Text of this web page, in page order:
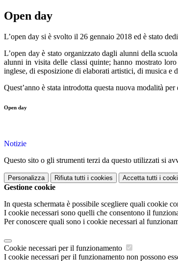
Open day
L’open day si è svolto il 26 gennaio 2018 ed è stato
L’open day è stato organizzato dagli alunni della
alunni in visita delle classi quinte; hanno mostrato
inglese, di esposizione di elaborati artistici, di musica e
Quest’anno è stata introdotta questa nuova modalità
Open day
Notizie
Questo sito o gli strumenti terzi da questo utilizzati si
Personalizza Rifiuta tutti i cookies Accetta tutti i
Gestione cookie
In questa schermata è possibile scegliere quali cookie
I cookie necessari sono quelli che consentono il
Per conoscere quali sono i cookie necessari al
Cookie necessari per il funzionamento
I cookie necessari per il funzionamento non possono